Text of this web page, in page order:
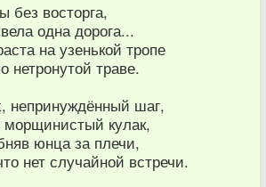
без восторга,
одна дорога...
на узенькой тропе
нетронутой траве.
непринуждённый шаг,
морщинистый кулак,
юнца за плечи,
нет случайной встречи.